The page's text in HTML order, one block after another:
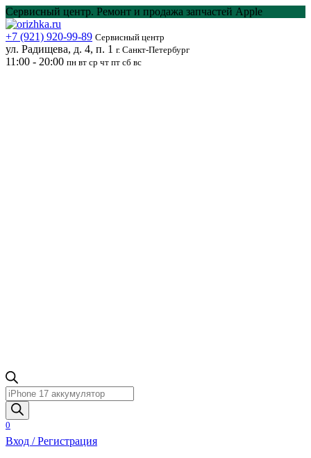
Перейти
к
содержанию
Сервисный центр. Ремонт и продажа запчастей Apple
+7 (921) 920-99-89 Сервисный центр
ул. Радищева, д. 4, п. 1 г. Санкт-Петербург
11:00 - 20:00 пн вт ср чт пт сб вс
Поиск
товаров
0
Вход / Регистрация